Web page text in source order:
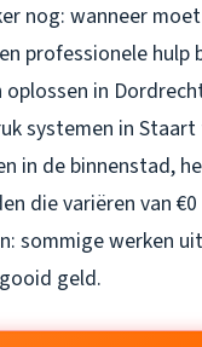
nog: wanneer
professionele hulp
in
systemen in
in de binnenstad,
die variëren van
sommige werken
geld.